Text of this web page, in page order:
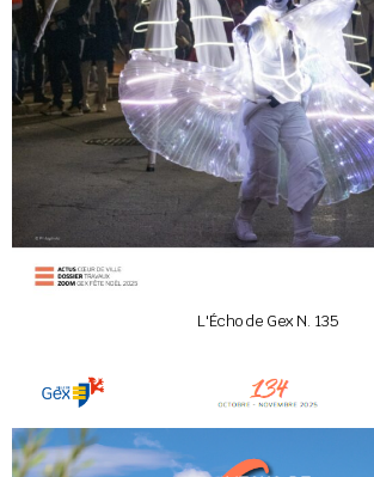
L'Écho de Gex N. 135